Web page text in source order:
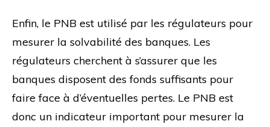
Enfin, le PNB est utilisé par les régulateurs pour
mesurer la solvabilité des banques. Les
régulateurs cherchent à s’assurer que les
banques disposent des fonds suffisants pour
faire face à d’éventuelles pertes. Le PNB est
donc un indicateur important pour mesurer la